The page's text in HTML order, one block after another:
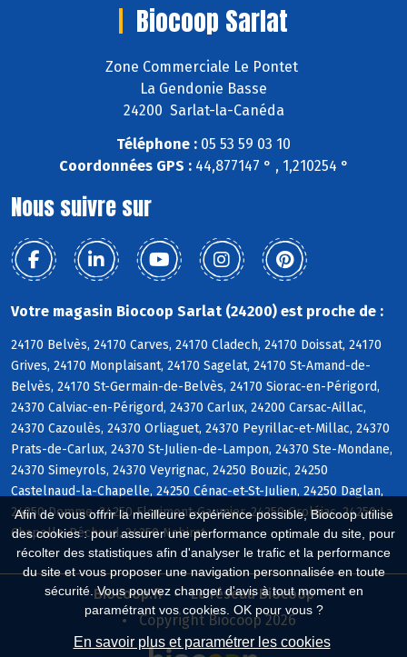
Afin de vous offrir la meilleure expérience possible, Biocoop utilise
des cookies : pour assurer une performance optimale du site, pour
récolter des statistiques afin d'analyser le trafic et la performance
du site et vous proposer une navigation personnalisée en toute
sécurité. Vous pouvez changer d'avis à tout moment en
paramétrant vos cookies. OK pour vous ?
En savoir plus et paramétrer les cookies
Biocoop Sarlat
Zone Commerciale Le Pontet
La Gendonie Basse
24200 Sarlat-la-Canéda
Téléphone : 05 53 59 03 10
Coordonnées GPS :44,877147 ° , 1,210254 °
Nous suivre sur
Votre magasin Biocoop Sarlat (24200) est proche de :
24170 Belvès, 24170 Carves, 24170 Cladech, 24170 Doissat, 24170
Grives, 24170 Monplaisant, 24170 Sagelat, 24170 St-Amand-de-
Belvès, 24170 St-Germain-de-Belvès, 24170 Siorac-en-Périgord,
24370 Calviac-en-Périgord, 24370 Carlux, 24200 Carsac-Aillac,
24370 Cazoulès, 24370 Orliaguet, 24370 Peyrillac-et-Millac, 24370
Prats-de-Carlux, 24370 St-Julien-de-Lampon, 24370 Ste-Mondane,
24370 Simeyrols, 24370 Veyrignac, 24250 Bouzic, 24250
Castelnaud-la-Chapelle, 24250 Cénac-et-St-Julien, 24250 Daglan,
24250 Domme, 24250 Florimont-Gaumier, 24250 Groléjac, 24250 La
Chapelle-Péchaud, 24250 Nabirat
Biocoop.fr
Le réseau Biocoop
Copyright Biocoop 2026